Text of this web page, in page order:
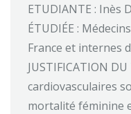
ETUDIANTE : Inès
ÉTUDIÉE :
France et internes
JUSTIFICATION
cardiovasculaires
mortalité féminine